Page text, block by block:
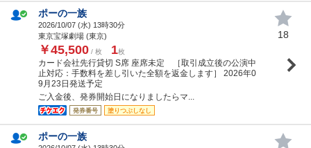
ポーの一族
2026/10/07 (水) 13時30分
東京宝塚劇場 (東京)
￥45,500 / 枚 1枚
カード会社先行貸切 S席 座席未定 ［取引成立後の公演中
止対応：手数料を差し引いた全額を返金します］ 2026年0
9月23日発送予定
ご入金後、発券開始日になりましたらマ...
発券番号 塗りつぶしなし
18
ポーの一族